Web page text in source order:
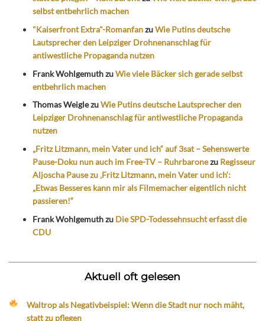
selbst entbehrlich machen
"Kaiserfront Extra"-RomanfanzuWie Putins deutsche
Lautsprecher den Leipziger Drohnenanschlag für
antiwestliche Propaganda nutzen
Frank WohlgemuthzuWie viele Bäcker sich gerade selbst
entbehrlich machen
Thomas WeiglezuWie Putins deutsche Lautsprecher den
Leipziger Drohnenanschlag für antiwestliche Propaganda
nutzen
„Fritz Litzmann, mein Vater und ich“ auf 3sat – Sehenswerte
Pause-Doku nun auch im Free-TV – Ruhrbaronezu Regisseur
Aljoscha Pause zu ‚Fritz Litzmann, mein Vater und ich‘:
„Etwas Besseres kann mir als Filmemacher eigentlich nicht
passieren!“
Frank Wohlgemuthzu Die SPD-Todessehnsucht erfasst die
CDU
Aktuell oft gelesen
Waltrop als Negativbeispiel: Wenn die Stadt nur noch mäht,
statt zu pflegen